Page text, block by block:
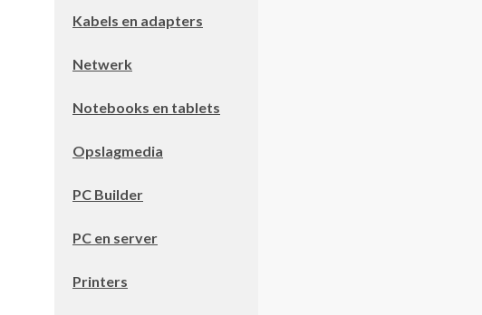
Kabels en adapters
Netwerk
Notebooks en tablets
Opslagmedia
PC Builder
PC en server
Printers